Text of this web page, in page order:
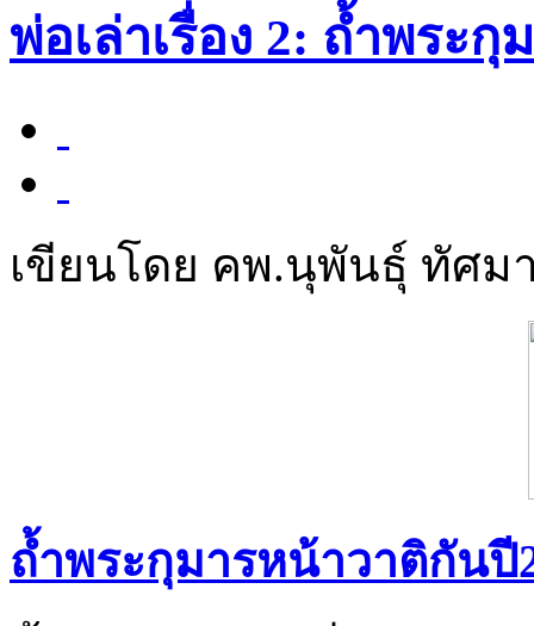
พ่อเล่าเรื่อง 2: ถ้ำพระ
เขียนโดย คพ.นุพันธุ์ ทัศม
ถ้ำพระกุมารหน้าวาติกันปี